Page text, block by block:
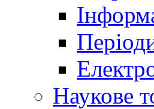
Наукове